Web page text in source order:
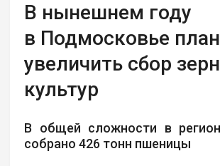
В нынешнем году
в Подмосковье
увеличить сбор
культур
В общей сложности в
собрано 426 тонн пшеницы